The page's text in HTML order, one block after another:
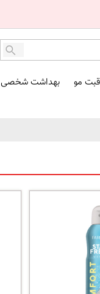
مو بهداشت شخصی